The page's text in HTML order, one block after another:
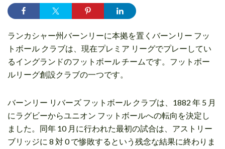
ランカシャー州バーンリーに本拠を置くバーンリー フッ
トボール クラブは、現在プレミア リーグでプレーしてい
るイングランドのフットボール チームです。フットボー
ルリーグ創設クラブの一つです。
バーンリー リバーズ フットボール クラブは、1882 年 5 月
にラグビーからユニオン フットボールへの転向を決定し
ました。同年 10 月に行われた最初の試合は、アストリー
ブリッジに 8 対 0 で惨敗するという残念な結果に終わりま